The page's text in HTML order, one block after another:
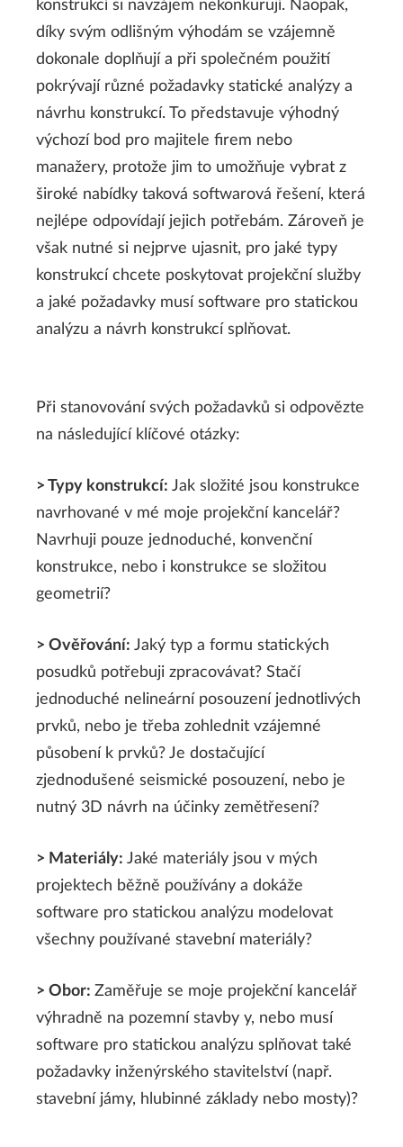
konstrukcí si navzájem nekonkurují. Naopak,
díky svým odlišným výhodám se vzájemně
dokonale doplňují a při společném použití
pokrývají různé požadavky statické analýzy a
návrhu konstrukcí. To představuje výhodný
výchozí bod pro majitele firem nebo
manažery, protože jim to umožňuje vybrat z
široké nabídky taková softwarová řešení, která
nejlépe odpovídají jejich potřebám. Zároveň je
však nutné si nejprve ujasnit, pro jaké typy
konstrukcí chcete poskytovat projekční služby
a jaké požadavky musí software pro statickou
analýzu a návrh konstrukcí splňovat.
Při stanovování svých požadavků si odpovězte
na následující klíčové otázky:
> Typy konstrukcí: Jak složité jsou konstrukce
navrhované v mé moje projekční kancelář?
Navrhuji pouze jednoduché, konvenční
konstrukce, nebo i konstrukce se složitou
geometrií?
> Ověřování: Jaký typ a formu statických
posudků potřebuji zpracovávat? Stačí
jednoduché nelineární posouzení jednotlivých
prvků, nebo je třeba zohlednit vzájemné
působení k prvků? Je dostačující
zjednodušené seismické posouzení, nebo je
nutný 3D návrh na účinky zemětřesení?
> Materiály: Jaké materiály jsou v mých
projektech běžně používány a dokáže
software pro statickou analýzu modelovat
všechny používané stavební materiály?
> Obor: Zaměřuje se moje projekční kancelář
výhradně na pozemní stavby y, nebo musí
software pro statickou analýzu splňovat také
požadavky inženýrského stavitelství (např.
stavební jámy, hlubinné základy nebo mosty)?